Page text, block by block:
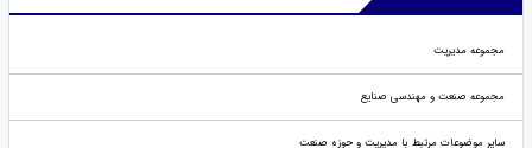
مجموعه مدیریت
مجموعه صنعت و مهندسی صنایع
سایر موضوعات مرتبط با مدیریت و حوزه صنعت